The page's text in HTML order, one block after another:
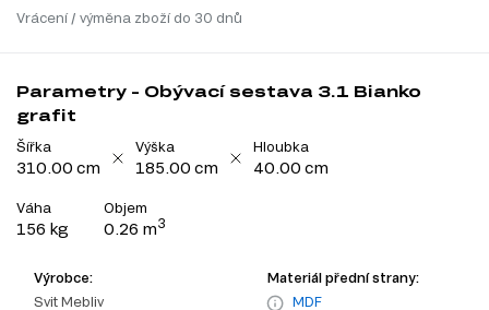
Vrácení / výměna zboží do 30 dnů
Parametry - Obývací sestava 3.1 Bianko
grafit
Šířka
310.00 cm
Výška
185.00 cm
Hloubka
40.00 cm
Váha
156 kg
Objem
0.26 m3
Výrobce:
Svit Mebliv
Materiál přední strany:
MDF